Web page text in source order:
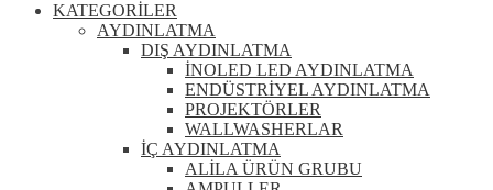
KATEGORİLER
AYDINLATMA
DIŞ AYDINLATMA
İNOLED LED AYDINLATMA
ENDÜSTRİYEL AYDINLATMA
PROJEKTÖRLER
WALLWASHERLAR
İÇ AYDINLATMA
ALİLA ÜRÜN GRUBU